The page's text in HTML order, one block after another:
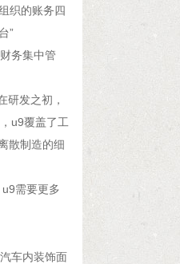
织的账务四
”
务集中管
研发之初，
u9覆盖了工
散制造的细
需要更多
车内装饰面